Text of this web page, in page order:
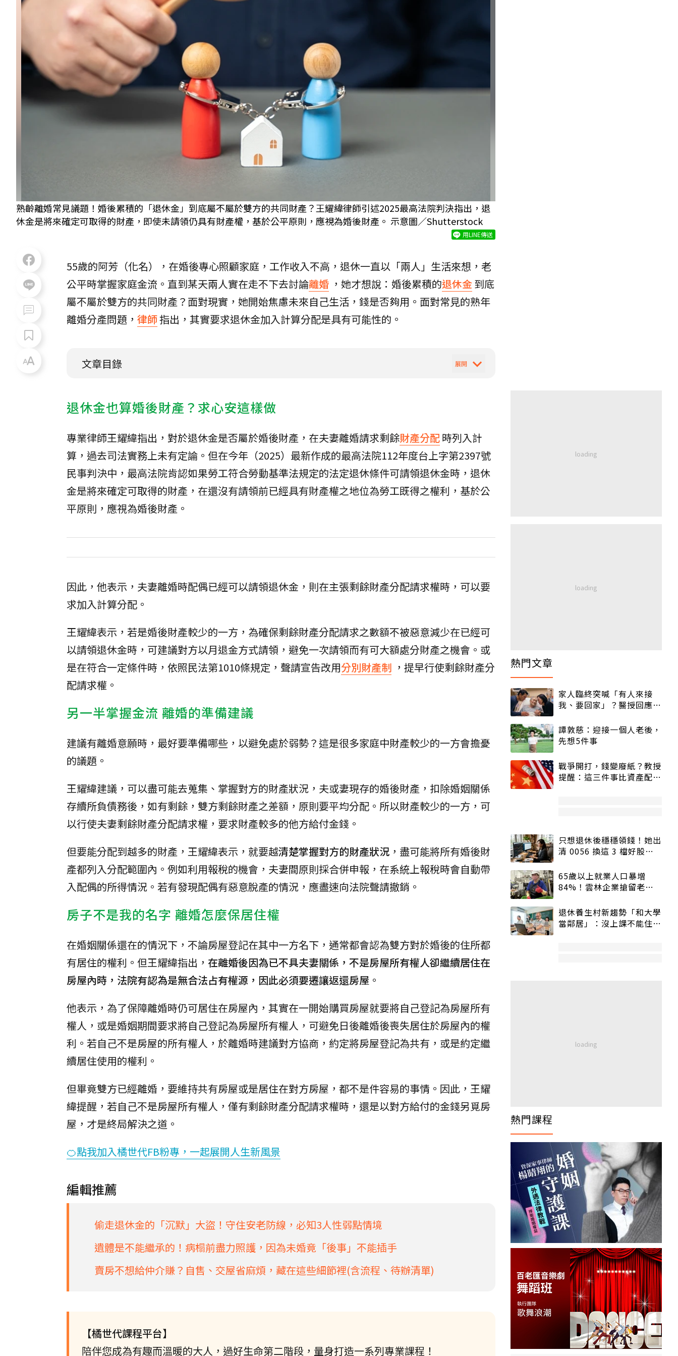
熟齡離婚常見議題！婚後累積的「退休金」到底屬不屬於雙方的共同財產？王耀緯律師引述2025最高法院判決指出，退
休金是將來確定可取得的財產，即使未請領仍具有財產權，基於公平原則，應視為婚後財產。 示意圖／Shutterstock
用LINE傳送
55歲的阿芳（化名），在婚後專心照顧家庭，工作收入不高，退休一直以「兩人」生活來想，老
公平時掌握家庭金流。直到某天兩人實在走不下去討論離婚 ，她才想說：婚後累積的退休金到底
屬不屬於雙方的共同財產？面對現實，她開始焦慮未來自己生活，錢是否夠用。面對常見的熟年
離婚分產問題， 律師指出，其實要求退休金加入計算分配是具有可能性的。
文章目錄
退休金也算婚後財產？求心安這樣做
專業律師王耀緯指出，對於退休金是否屬於婚後財產，在夫妻離婚請求剩餘財產分配時列入計
算，過去司法實務上未有定論。但在今年（2025）最新作成的最高法院112年度台上字第2397號
民事判決中，最高法院肯認如果勞工符合勞動基準法規定的法定退休條件可請領退休金時，退休
金是將來確定可取得的財產，在還沒有請領前已經具有財產權之地位為勞工既得之權利，基於公
平原則，應視為婚後財產。
因此，他表示，夫妻離婚時配偶已經可以請領退休金，則在主張剩餘財產分配請求權時，可以要
求加入計算分配。
王耀緯表示，若是婚後財產較少的一方，為確保剩餘財產分配請求之數額不被惡意減少在已經可
以請領退休金時，可建議對方以月退金方式請領，避免一次請領而有可大額處分財產之機會。或
是在符合一定條件時，依照民法第1010條規定，聲請宣告改用分別財產制 ，提早行使剩餘財產分
配請求權。
另一半掌握金流 離婚的準備建議
建議有離婚意願時，最好要準備哪些，以避免處於弱勢？這是很多家庭中財產較少的一方會擔憂
的議題。
王耀緯建議，可以盡可能去蒐集、掌握對方的財產狀況，夫或妻現存的婚後財產，扣除婚姻關係
存續所負債務後，如有剩餘，雙方剩餘財產之差額，原則要平均分配。所以財產較少的一方，可
以行使夫妻剩餘財產分配請求權，要求財產較多的他方給付金錢。
但要能分配到越多的財產，王耀緯表示，就要越清楚掌握對方的財產狀況 ，盡可能將所有婚後財
產都列入分配範圍內。例如利用報稅的機會，夫妻間原則採合併申報，在系統上報稅時會自動帶
入配偶的所得情況。若有發現配偶有惡意脫產的情況，應盡速向法院聲請撤銷。
房子不是我的名字 離婚怎麼保居住權
在婚姻關係還在的情況下，不論房屋登記在其中一方名下，通常都會認為雙方對於婚後的住所都
有居住的權利。但王耀緯指出， 在離婚後因為已不具夫妻關係，不是房屋所有權人卻繼續居住在
房屋內時，法院有認為是無合法占有權源，因此必須要遷讓返還房屋 。
他表示，為了保障離婚時仍可居住在房屋內，其實在一開始購買房屋就要將自己登記為房屋所有
權人，或是婚姻期間要求將自己登記為房屋所有權人，可避免日後離婚後喪失居住於房屋內的權
利。若自己不是房屋的所有權人，於離婚時建議對方協商，約定將房屋登記為共有，或是約定繼
續居住使用的權利。
但畢竟雙方已經離婚，要維持共有房屋或是居住在對方房屋，都不是件容易的事情。因此，王耀
緯提醒，若自己不是房屋所有權人，僅有剩餘財產分配請求權時，還是以對方給付的金錢另覓房
屋，才是終局解決之道。
🍊點我加入橘世代FB粉專，一起展開人生新風景
編輯推薦
偷走退休金的「沉默」大盜！守住安老防線，必知3人性弱點情境
遺體是不能繼承的！病榻前盡力照護，因為未婚竟「後事」不能插手
賣房不想給仲介賺？自售、交屋省麻煩，藏在這些細節裡(含流程、待辦清單)
【橘世代課程平台】
陪伴您成為有趣而溫暖的大人，過好生命第二階段，量身打造一系列專業課程！
熱門文章
家人臨終突喊「有人來接
我、要回家」？醫授回應方
譚敦慈：迎接一個人老後，
先想5件事
戰爭開打，錢變廢紙？教授
提醒：這三件事比資產配置
只想退休後穩穩領錢！她出
清 0056 換這 3 檔好股：
65歲以上就業人口暴增
84%！雲林企業搶留老員
退休養生村新趨勢「和大學
當鄰居」：沒上課不能住、
熱門課程